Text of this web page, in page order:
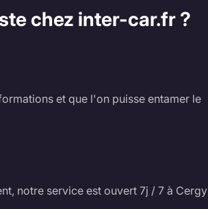
chez inter-car.fr ?
et que l'on puisse entamer le
notre service est ouvert 7j / 7 à Cergy